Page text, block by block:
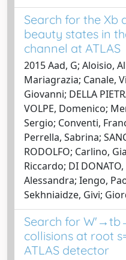
Search for the Xb
beauty states in
channel at ATLAS
2015 Aad, G; Aloisio,
Mariagrazia; Canale,
Giovanni; DELLA
VOLPE, Domenico;
Sergio; Conventi,
Perrella, Sabrina;
RODOLFO; Carlino,
Riccardo; DI
Alessandra; Iengo,
Sekhniaidze, Givi;
Search for
collisions at root
ATLAS detector